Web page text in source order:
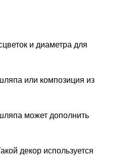
и диаметра для
или композиция из
может дополнить
декор используется